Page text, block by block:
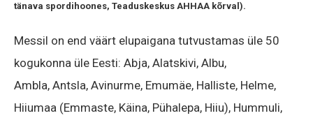
tänava spordihoones, Teaduskeskus AHHAA kõrval).
Messil on end väärt elupaigana tutvustamas üle 50
kogukonna üle Eesti: Abja, Alatskivi, Albu,
Ambla, Antsla, Avinurme, Emumäe, Halliste, Helme,
Hiiumaa (Emmaste, Käina, Pühalepa, Hiiu), Hummuli,